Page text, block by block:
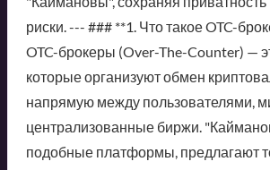
риски. --- ### **1. Что такое OTC-
OTC-брокеры (Over-The-Counter) —
которые организуют обмен
напрямую между пользователями,
централизованные биржи.
подобные платформы, предлагают